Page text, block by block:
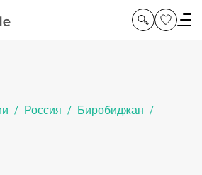
/ Россия / Биробиджан /